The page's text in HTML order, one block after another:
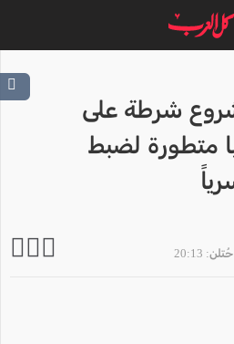
شرطة على
متطورة لضبط
20:13